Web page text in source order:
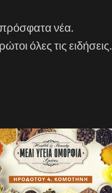
πρόσφατα νέα.
όλες τις ειδήσεις.